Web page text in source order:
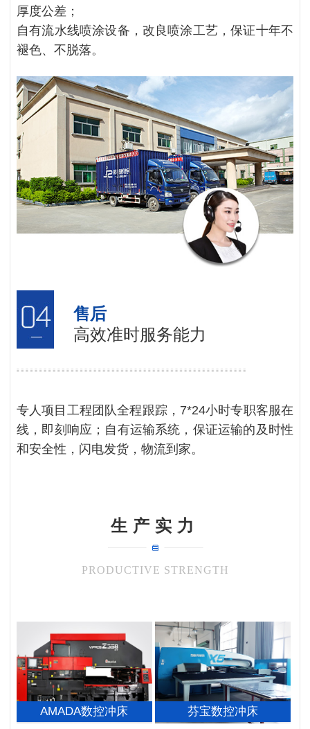
厚度公差；
自有流水线喷涂设备，改良喷涂工艺，保证十年不
褪色、不脱落。
售后
高效准时服务能力
专人项目工程团队全程跟踪，7*24小时专职客服在
线，即刻响应；自有运输系统，保证运输的及时性
和安全性，闪电发货，物流到家。
生产实力
PRODUCTIVE STRENGTH
AMADA数控冲床 芬宝数控冲床